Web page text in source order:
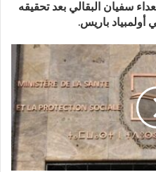
سفيان البقالي بعد تحقيقه
أولمبياد باريس.